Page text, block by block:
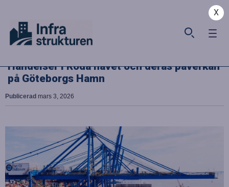
X
Händelser i Röda havet och deras påverkan
på Göteborgs Hamn
Publicerad mars 3, 2026